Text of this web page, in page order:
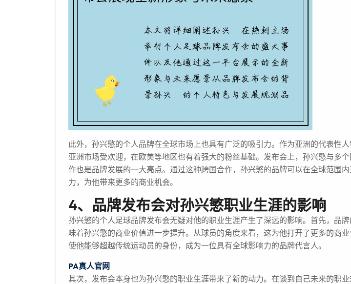
此外，孙兴慜的个人品牌在全球市场上也具有广泛的吸引力。作为亚洲的代表性
亚洲市场受欢迎，在欧美等地区也有着强大的粉丝基础。发布会上，孙兴慜与多
作也是品牌发展的一大亮点。通过这种跨国合作，孙兴慜的品牌可以在全球范围
力，为他带来更多的商业机会。
4、品牌发布会对孙兴慜职业生涯的影响
孙兴慜的个人足球品牌发布会无疑对他的职业生涯产生了深远的影响。首先，品
味着孙兴慜的商业价值进一步提升。从球员的角度来看，这为他打开了更多的商
使他能够超越传统运动员的身份，成为一位具有全球影响力的品牌代言人。
PA真人官网
其次，发布会本身也为孙兴慜的职业生涯带来了新的动力。在谈到自己未来的职